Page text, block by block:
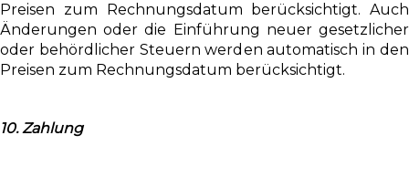
Preisen zum Rechnungsdatum berücksichtigt. Auch
Änderungen oder die Einführung neuer gesetzlicher
oder behördlicher Steuern werden automatisch in den
Preisen zum Rechnungsdatum berücksichtigt.
10. Zahlung